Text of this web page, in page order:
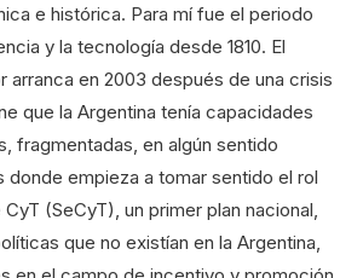
e histórica. Para mí fue el periodo
y la tecnología desde 1810. El
arranca en 2003 después de una crisis
que la Argentina tenía capacidades
fragmentadas, en algún sentido
donde empieza a tomar sentido el rol
(SeCyT), un primer plan nacional,
que no existían en la Argentina,